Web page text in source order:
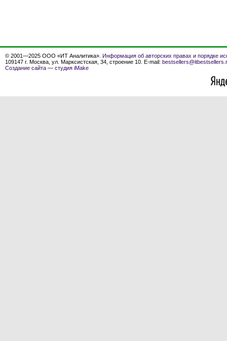
© 2001—2025 ООО «ИТ Аналитика». Информация об авторских правах и порядке
109147 г. Москва, ул. Марксистская, 34, строение 10. E-mail:
Создание сайта — студия iMake